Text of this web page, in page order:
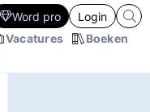
Vacatures
Boeken
Word pro Login